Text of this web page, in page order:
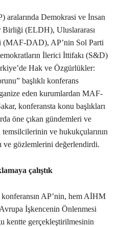
aralarında Demokrasi ve İnsan
Birliği (ELDH), Uluslararası
(MAF-DAD), AP’nin Sol Parti
İlerici İttifakı (S&D)
Hak ve Özgürlükler:
başlıklı konferans
eden kurumlardan MAF-
konferansta konu başlıkları
öne çıkan gündemleri ve
ve hukukçularının
ve gözlemlerini değerlendirdi.
çalıştık
AP’nin, hem AİHM
İşkencenin Önlenmesi
kentte gerçekleştirilmesinin